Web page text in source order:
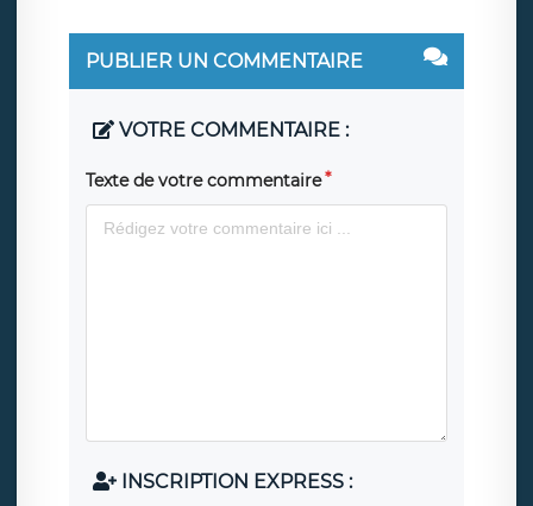
PUBLIER UN COMMENTAIRE
VOTRE COMMENTAIRE :
Texte de votre commentaire
INSCRIPTION EXPRESS :